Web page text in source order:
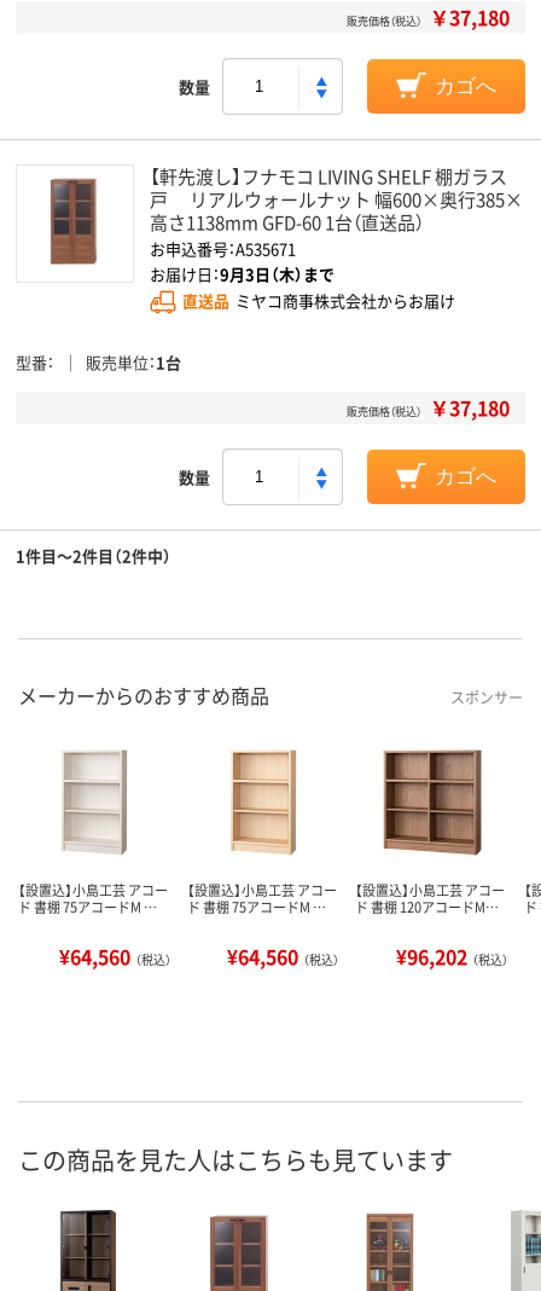
販売価格（税込） ￥37,180
数量 カゴへ
【軒先渡し】フナモコ LIVING SHELF 棚ガラス
戸 リアルウォールナット 幅600×奥行385×
高さ1138mm GFD-60 1台（直送品）
お申込番号：A535671
お届け日：9月3日（木）まで
直送品 ミヤコ商事株式会社からお届け
型番 販売単位 1台
販売価格（税込） ￥37,180
数量 カゴへ
1件目～2件目（2件中）
メーカーからのおすすめ商品 スポンサー
【設置込】小島工芸 アコー
ド 書棚 75アコードM …
¥64,560 （税込）
【設置込】小島工芸 アコー
ド 書棚 75アコードM …
¥64,560 （税込）
【設置込】小島工芸 アコー
ド 書棚 120アコードM…
¥96,202 （税込）
この商品を見た人はこちらも見ています